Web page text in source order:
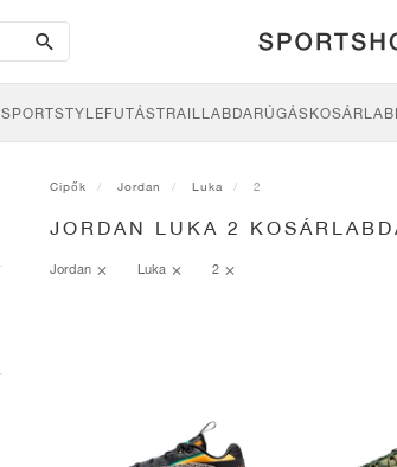
search-
btn
SPORTSTYLEFUTÁSTRAILLABDARÚGÁS
Cipők Jordan Luka 2
JORDAN LUKA 2
Jordan Luka 2